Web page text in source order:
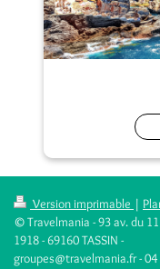
Version imprimable |
© Travelmania - 93 av. du
1918 - 69160 TASSIN -
groupes@travelmania.fr -